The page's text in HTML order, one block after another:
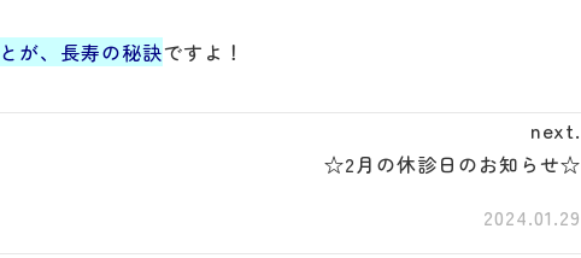
が、長寿の秘訣ですよ！
next.
☆2月の休診日のお知らせ☆
2024.01.29